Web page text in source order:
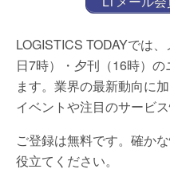
LOGISTICS TODAYでは
日7時）・夕刊（16時）
ます。業界の最新動向に
イベントや注目のサービ
ご登録は無料です。確か
役立てください。